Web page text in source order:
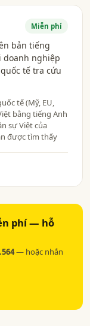
Miễn phí
bản tiếng
doanh nghiệp
tế tra cứu
tế (Mỹ, EU,
bằng tiếng Anh
sự Việt của
được tìm thấy
phí — hỗ
— hoặc nhắn